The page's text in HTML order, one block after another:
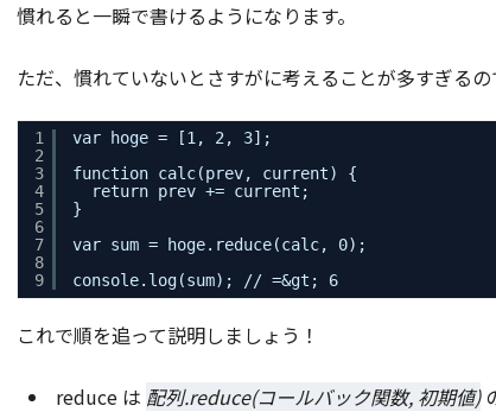
慣れると一瞬で書けるようになります。
ただ、慣れていないとさすがに考えることが多すぎる
1
2
3
4
5
6
7
8
9
var hoge = [1, 2, 3];
function calc(prev, current) {
return prev += current;
}
var sum = hoge.reduce(calc, 0);
console.log(sum); // =&gt; 6
これで順を追って説明しましょう！
reduce は 配列.reduce(コールバック関数, 初期値)